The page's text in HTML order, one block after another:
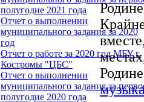
полугодие 2021 года
Отчет о выполнении
муниципального задания за 2020
год
Отчет о работе за 2020 год МБУ г.
Костромы "ЦБС"
Отчет о выполнении
муниципального задания за
полугодие 2020 года